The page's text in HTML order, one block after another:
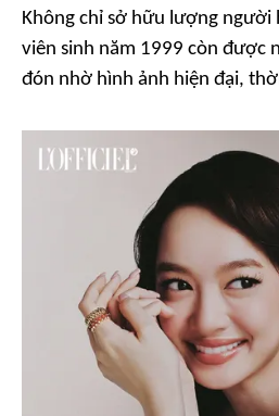
Không chỉ sở hữu lượng người
viên sinh năm 1999 còn được
đón nhờ hình ảnh hiện đại,